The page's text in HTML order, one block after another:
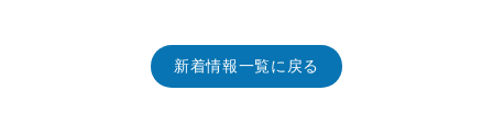
新着情報一覧に戻る